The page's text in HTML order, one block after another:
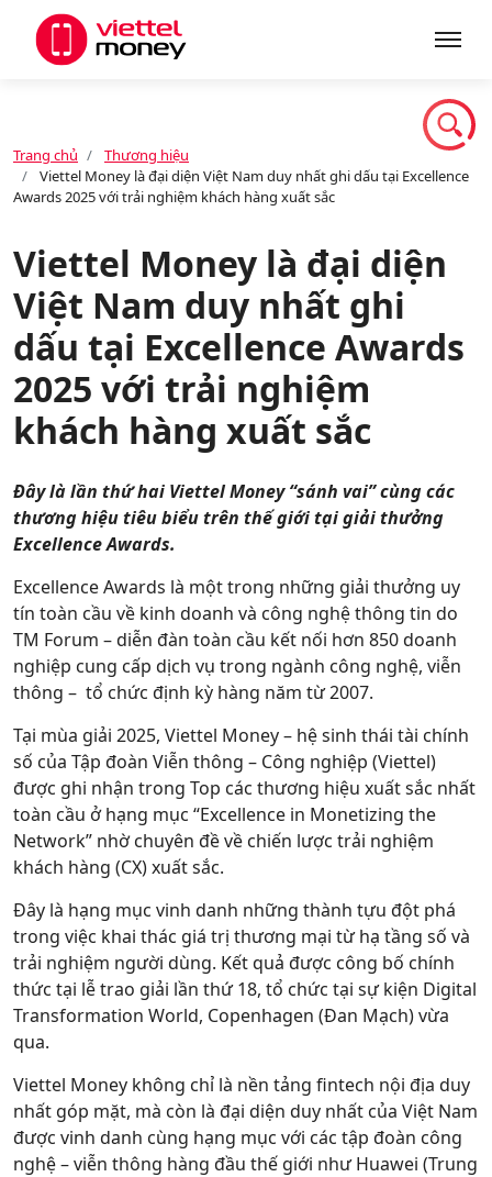
Sản phẩm
Dịch vụ
Tin tức
Khuyến mãi
Hỗ trợ
Trang chủ
Thương hiệu
Viettel Money là đại diện Việt Nam duy nhất ghi dấu tại Excellence
Awards 2025 với trải nghiệm khách hàng xuất sắc
Viettel Money là đại diện
Việt Nam duy nhất ghi
dấu tại Excellence Awards
2025 với trải nghiệm
khách hàng xuất sắc
Đây là lần thứ hai Viettel Money “sánh vai” cùng các
thương hiệu tiêu biểu trên thế giới tại giải thưởng
Excellence Awards.
Excellence Awards là một trong những giải thưởng uy
tín toàn cầu về kinh doanh và công nghệ thông tin do
TM Forum – diễn đàn toàn cầu kết nối hơn 850 doanh
nghiệp cung cấp dịch vụ trong ngành công nghệ, viễn
thông – tổ chức định kỳ hàng năm từ 2007.
Tại mùa giải 2025, Viettel Money – hệ sinh thái tài chính
số của Tập đoàn Viễn thông – Công nghiệp (Viettel)
được ghi nhận trong Top các thương hiệu xuất sắc nhất
toàn cầu ở hạng mục “Excellence in Monetizing the
Network” nhờ chuyên đề về chiến lược trải nghiệm
khách hàng (CX) xuất sắc.
Đây là hạng mục vinh danh những thành tựu đột phá
trong việc khai thác giá trị thương mại từ hạ tầng số và
trải nghiệm người dùng. Kết quả được công bố chính
thức tại lễ trao giải lần thứ 18, tổ chức tại sự kiện Digital
Transformation World, Copenhagen (Đan Mạch) vừa
qua.
Viettel Money không chỉ là nền tảng fintech nội địa duy
nhất góp mặt, mà còn là đại diện duy nhất của Việt Nam
được vinh danh cùng hạng mục với các tập đoàn công
nghệ – viễn thông hàng đầu thế giới như Huawei (Trung